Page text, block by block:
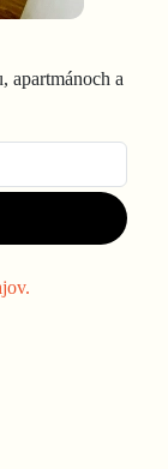
apartmánoch a